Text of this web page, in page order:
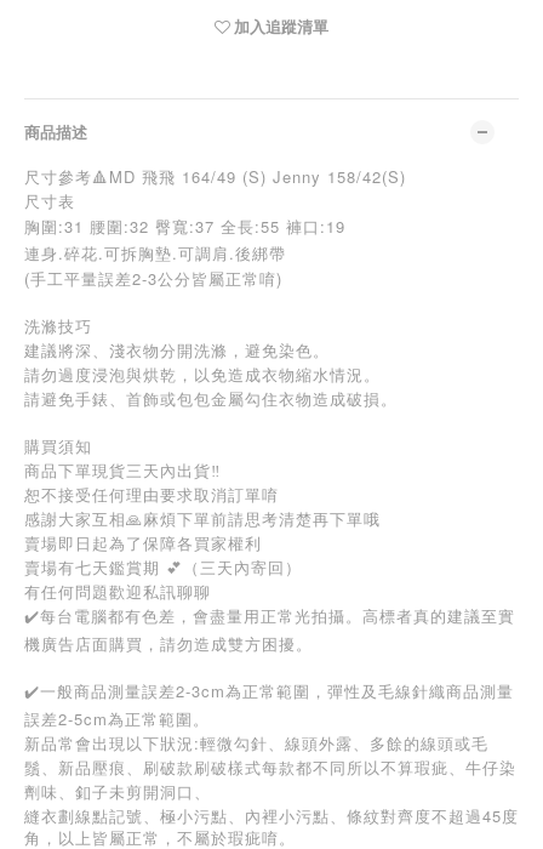
加入追蹤清單
商品描述
尺寸參考🔺MD 飛飛 164/49 (S) Jenny 158/42(S)
尺寸表
胸圍:31 腰圍:32 臀寬:37 全長:55 褲口:19
連身.碎花.可拆胸墊.可調肩.後綁帶
(手工平量誤差2-3公分皆屬正常唷)
洗滌技巧
建議將深、淺衣物分開洗滌，避免染色。
請勿過度浸泡與烘乾，以免造成衣物縮水情況。
請避免手錶、首飾或包包金屬勾住衣物造成破損。
購買須知
商品下單現貨三天內出貨‼️
恕不接受任何理由要求取消訂單唷
感謝大家互相🙏麻煩下單前請思考清楚再下單哦
賣場即日起為了保障各買家權利
賣場有七天鑑賞期 💕（三天內寄回）
有任何問題歡迎私訊聊聊
✔️每台電腦都有色差，會盡量用正常光拍攝。高標者真的建議至實
機廣告店面購買，請勿造成雙方困擾。
✔️一般商品測量誤差2-3cm為正常範圍，彈性及毛線針織商品測量
誤差2-5cm為正常範圍。
新品常會出現以下狀況:輕微勾針、線頭外露、多餘的線頭或毛
鬚、新品壓痕、刷破款刷破樣式每款都不同所以不算瑕疵、牛仔染
劑味、釦子未剪開洞口、
縫衣劃線點記號、極小污點、內裡小污點、條紋對齊度不超過45 度
角，以上皆屬正常，不屬於瑕疵唷。